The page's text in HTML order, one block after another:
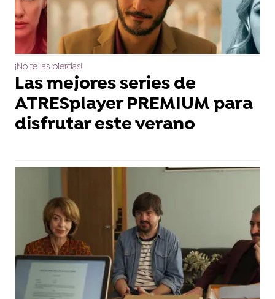
¡No te las pierdas!
Las mejores series de
ATRESplayer PREMIUM para
disfrutar este verano